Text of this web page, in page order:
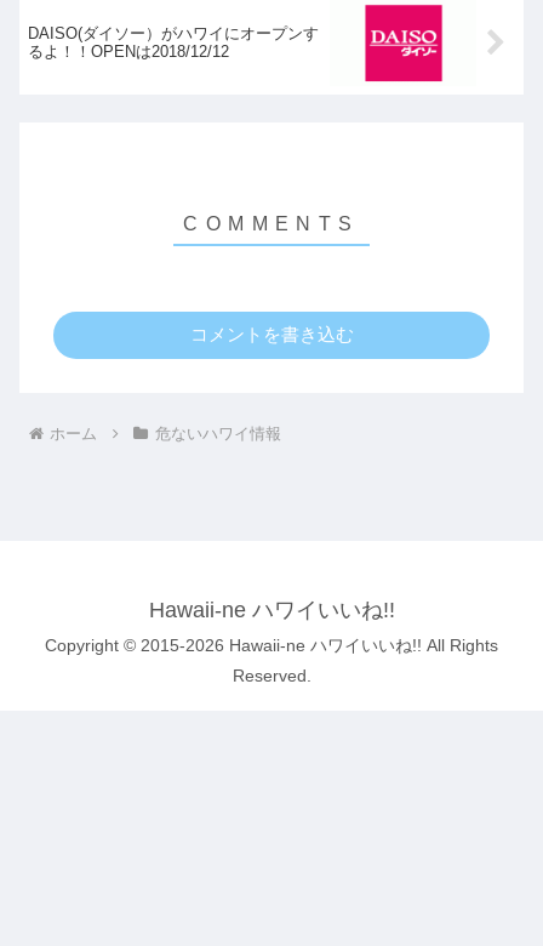
DAISO(ダイソー）がハワイにオープンす
るよ！！OPENは2018/12/12
コメントを書き込む
ホーム 危ないハワイ情報
Hawaii-ne ハワイいいね!!
Copyright © 2015-2026 Hawaii-ne ハワイいいね!! All Rights
Reserved.